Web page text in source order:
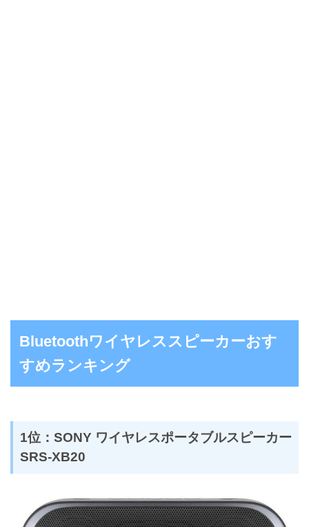
Bluetoothワイヤレススピーカーおす
すめランキング
1位：SONY ワイヤレスポータブルスピーカー
SRS-XB20